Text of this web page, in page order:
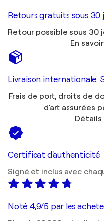
Retours gratuits sous 30
Retour possible sous 30
En
Livraison internationale.
Frais de port, droits de
d'art assurées
Détails
Certificat d'authenticité
Signé et inclus avec
Noté 4,9/5 par les